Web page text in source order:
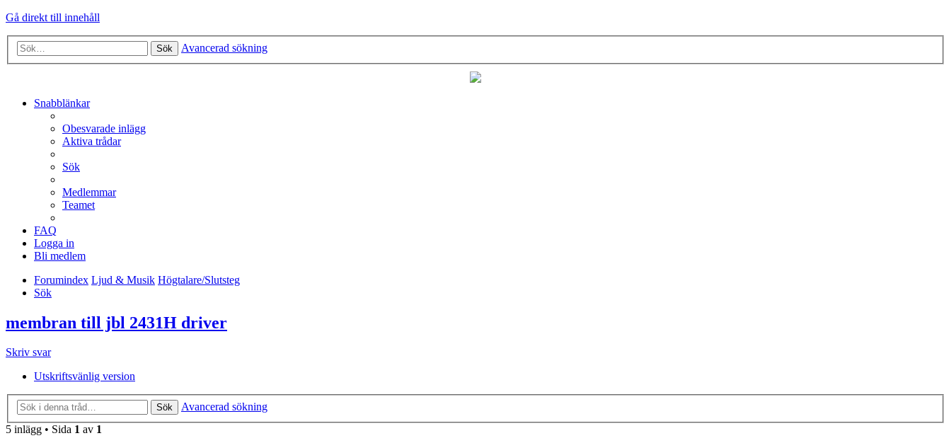
Gå direkt till innehåll
Sök Avancerad sökning
Snabblänkar
Obesvarade inlägg
Aktiva trådar
Sök
Medlemmar
Teamet
FAQ
Logga in
Bli medlem
Forumindex Ljud & Musik Högtalare/Slutsteg
Sök
membran till jbl 2431H driver
Skriv svar
Utskriftsvänlig version
Sök
Avancerad sökning
5 inlägg • Sida 1 av 1